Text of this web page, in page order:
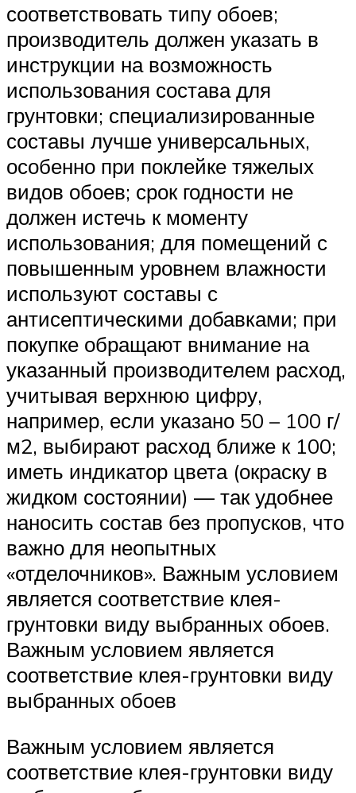
соответствовать типу обоев;
производитель должен указать в
инструкции на возможность
использования состава для
грунтовки; специализированные
составы лучше универсальных,
особенно при поклейке тяжелых
видов обоев; срок годности не
должен истечь к моменту
использования; для помещений с
повышенным уровнем влажности
используют составы с
антисептическими добавками; при
покупке обращают внимание на
указанный производителем расход,
учитывая верхнюю цифру,
например, если указано 50 – 100 г/
м2, выбирают расход ближе к 100;
иметь индикатор цвета (окраску в
жидком состоянии) — так удобнее
наносить состав без пропусков, что
важно для неопытных
«отделочников». Важным условием
является соответствие клея-
грунтовки виду выбранных обоев.
Важным условием является
соответствие клея-грунтовки виду
выбранных обоев
Важным условием является
соответствие клея-грунтовки виду